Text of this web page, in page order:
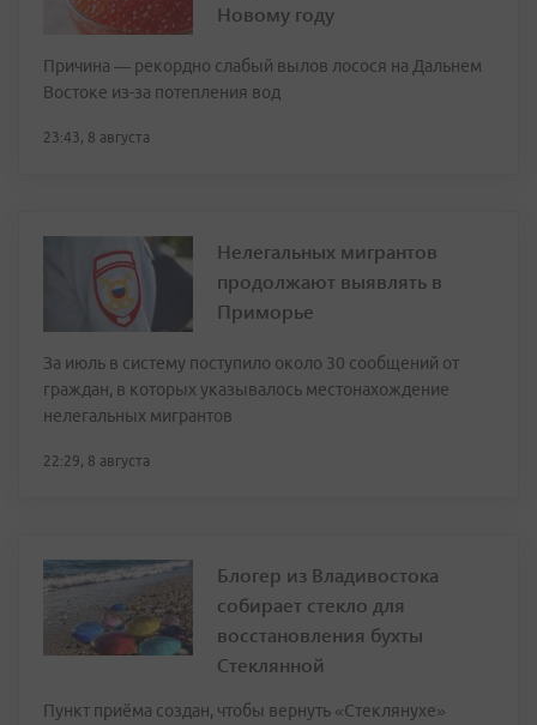
Новому году
Причина — рекордно слабый вылов лосося на Дальнем
Востоке из-за потепления вод
23:43, 8 августа
Нелегальных мигрантов
продолжают выявлять в
Приморье
За июль в систему поступило около 30 сообщений от
граждан, в которых указывалось местонахождение
нелегальных мигрантов
22:29, 8 августа
Блогер из Владивостока
собирает стекло для
восстановления бухты
Стеклянной
Пункт приёма создан, чтобы вернуть «Стеклянухе»